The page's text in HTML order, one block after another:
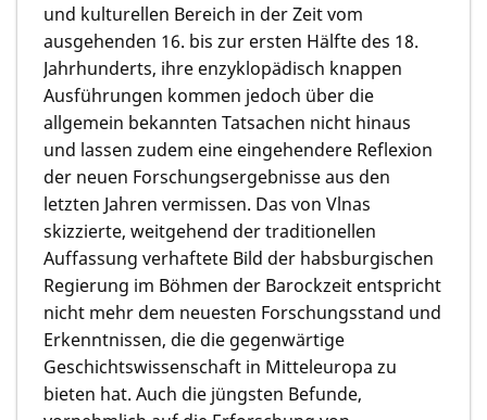
und kulturellen Bereich in der Zeit vom
ausgehenden 16. bis zur ersten Hälfte des 18.
Jahrhunderts, ihre enzyklopädisch knappen
Ausführungen kommen jedoch über die
allgemein bekannten Tatsachen nicht hinaus
und lassen zudem eine eingehendere Reflexion
der neuen Forschungsergebnisse aus den
letzten Jahren vermissen. Das von Vlnas
skizzierte, weitgehend der traditionellen
Auffassung verhaftete Bild der habsburgischen
Regierung im Böhmen der Barockzeit entspricht
nicht mehr dem neuesten Forschungsstand und
Erkenntnissen, die die gegenwärtige
Geschichtswissenschaft in Mitteleuropa zu
bieten hat. Auch die jüngsten Befunde,